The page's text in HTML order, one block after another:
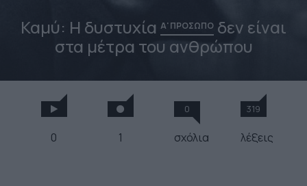
Καμύ: Η δυστυχία Α' ΠΡΟΣΩΠΟ δεν είναι
στα μέτρα του ανθρώπου
0 1
0
σχόλια
319
λέξεις